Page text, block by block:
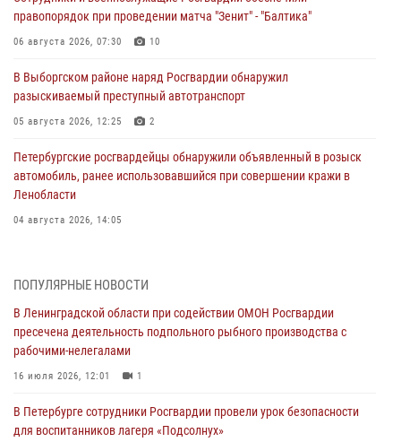
правопорядок при проведении матча "Зенит" - "Балтика"
06 августа 2026, 07:30 10
В Выборгском районе наряд Росгвардии обнаружил
разыскиваемый преступный автотранспорт
05 августа 2026, 12:25 2
Петербургские росгвардейцы обнаружили объявленный в розыск
автомобиль, ранее использовавшийся при совершении кражи в
Ленобласти
04 августа 2026, 14:05
также оказали доврачебную помощь пострадавшим
03 августа 2026, 14:15 3 1
Росгвардейцы приняли участие в Большом семейном фестивале
03 августа 2026, 13:26
В Ленинградской области сотрудники Росгвардии обнаружили
пропавшего мальчика с нарушением слуха и помогли ему вернуться
ПОПУЛЯРНЫЕ НОВОСТИ
В Ленинградской области при содействии ОМОН Росгвардии
пресечена деятельность подпольного рыбного производства с
рабочими-нелегалами
16 июля 2026, 12:01 1
В Петербурге сотрудники Росгвардии провели урок безопасности
для воспитанников лагеря «Подсолнух»